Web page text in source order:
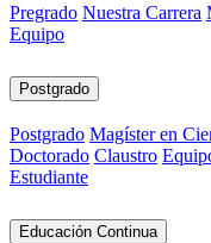
Pregrado Nuestra Carrera
Equipo
Postgrado
Postgrado Magíster en
Doctorado Claustro
Estudiante
Educación Continua